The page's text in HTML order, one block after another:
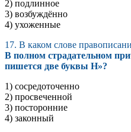
2) подлинное
3) возбуждённо
4) ухоженные
17. В каком слове
В полном страдательном
пишется две буквы Н»?
1) сосредоточенно
2) просвеченной
3) посторонние
4) законный